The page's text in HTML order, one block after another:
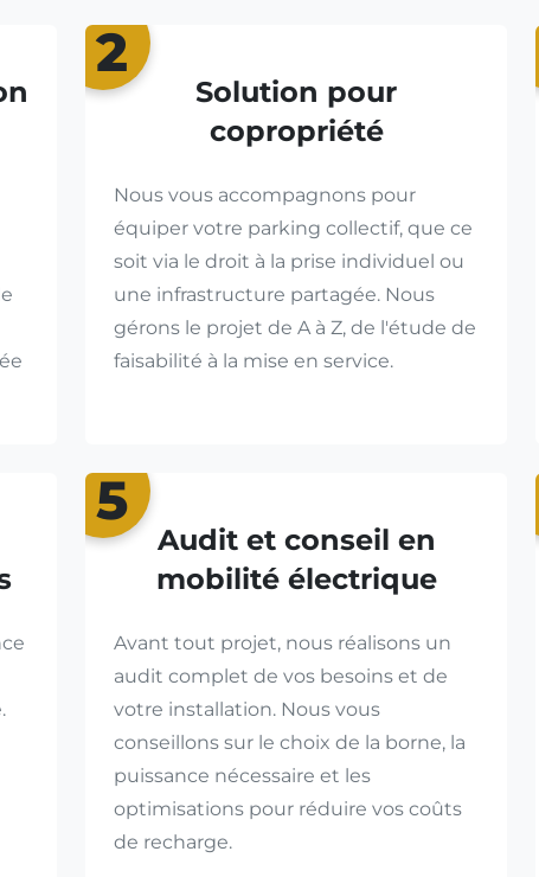
2
Solution pour
copropriété
Nous vous accompagnons pour
équiper votre parking collectif, que ce
soit via le droit à la prise individuel ou
une infrastructure partagée. Nous
gérons le projet de A à Z, de l'étude de
faisabilité à la mise en service.
5
Audit et conseil en
mobilité électrique
Avant tout projet, nous réalisons un
audit complet de vos besoins et de
votre installation. Nous vous
conseillons sur le choix de la borne, la
puissance nécessaire et les
optimisations pour réduire vos coûts
de recharge.